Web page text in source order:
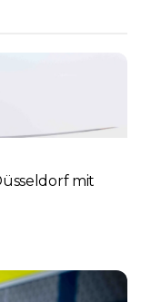
mit